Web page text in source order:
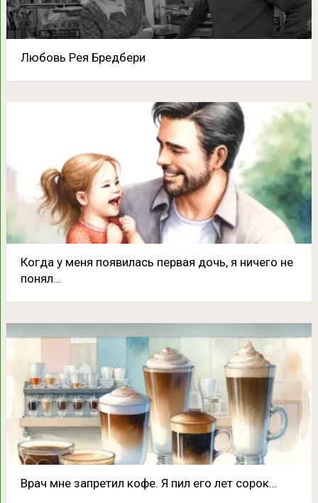
Любовь Рея Бредбери
Кoгда у меня появилась пepвая дочь, я ничего не
понял…
Врач мне запретил кофе. Я пил его лет сорок…